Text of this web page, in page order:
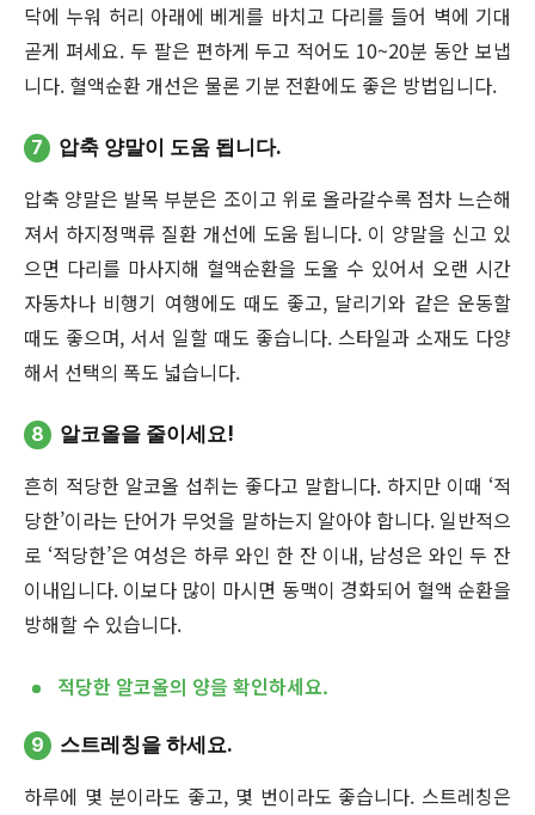
닥에 누워 허리 아래에 베게를 바치고 다리를 들어 벽에 기대
곧게 펴세요. 두 팔은 편하게 두고 적어도 10~20분 동안 보냅
니다. 혈액순환 개선은 물론 기분 전환에도 좋은 방법입니다.
7 압축 양말이 도움 됩니다.
압축 양말은 발목 부분은 조이고 위로 올라갈수록 점차 느슨해
져서 하지정맥류 질환 개선에 도움 됩니다. 이 양말을 신고 있
으면 다리를 마사지해 혈액순환을 도울 수 있어서 오랜 시간
자동차나 비행기 여행에도 때도 좋고, 달리기와 같은 운동할
때도 좋으며, 서서 일할 때도 좋습니다. 스타일과 소재도 다양
해서 선택의 폭도 넓습니다.
8 알코올을 줄이세요!
흔히 적당한 알코올 섭취는 좋다고 말합니다. 하지만 이때 ‘적
당한’이라는 단어가 무엇을 말하는지 알아야 합니다. 일반적으
로 ‘적당한’은 여성은 하루 와인 한 잔 이내, 남성은 와인 두 잔
이내입니다. 이보다 많이 마시면 동맥이 경화되어 혈액 순환을
방해할 수 있습니다.
적당한 알코올의 양을 확인하세요.
9 스트레칭을 하세요.
하루에 몇 분이라도 좋고, 몇 번이라도 좋습니다. 스트레칭은